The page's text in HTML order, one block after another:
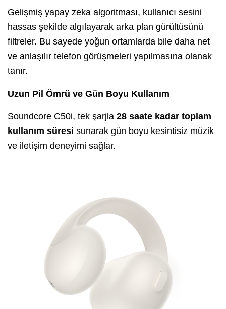
Gelişmiş yapay zeka algoritması, kullanıcı sesini
hassas şekilde algılayarak arka plan gürültüsünü
filtreler. Bu sayede yoğun ortamlarda bile daha net
ve anlaşılır telefon görüşmeleri yapılmasına olanak
tanır.
Uzun Pil Ömrü ve Gün Boyu Kullanım
Soundcore C50i, tek şarjla 28 saate kadar toplam
kullanım süresi sunarak gün boyu kesintisiz müzik
ve iletişim deneyimi sağlar.